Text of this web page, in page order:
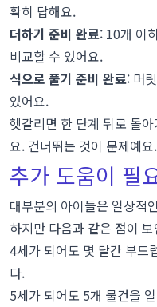
확히 답해요.
더하기 준비 완료: 10개 이
비교할 수 있어요.
식으로 풀기 준비 완료: 머
있어요.
헷갈리면 한 단계 뒤로 돌
요. 건너뛰는 것이 문제예요.
추가 도움이 필
대부분의 아이들은 일상적
하지만 다음과 같은 점이
4세가 되어도 몇 달간 부드
다.
5세가 되어도 5개 물건을